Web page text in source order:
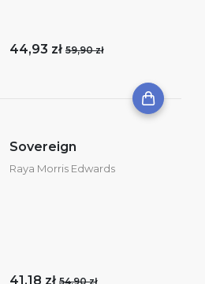
44,93 zł 59,90 zł
Sovereign
Raya Morris Edwards
41,18 zł 54,90 zł